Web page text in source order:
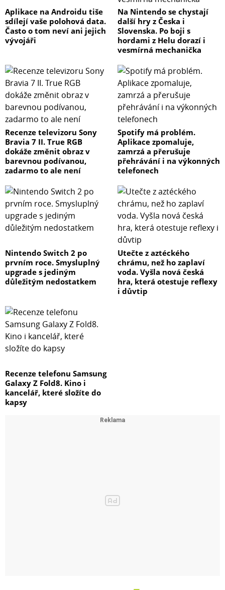
Aplikace na Androidu tiše
sdílejí vaše polohová data.
Často o tom neví ani jejich
vývojáři
Na Nintendo se chystají
další hry z Česka i
Slovenska. Po boji s
hordami z Helu dorazí i
vesmírná mechanička
Recenze televizoru Sony
Bravia 7 II. True RGB
dokáže změnit obraz v
barevnou podívanou,
zadarmo to ale není
Spotify má problém.
Aplikace zpomaluje,
zamrzá a přerušuje
přehrávání i na výkonných
telefonech
Nintendo Switch 2 po
prvním roce. Smysluplný
upgrade s jediným
důležitým nedostatkem
Utečte z aztéckého
chrámu, než ho zaplaví
voda. Vyšla nová česká
hra, která otestuje reflexy
i důvtip
Recenze telefonu Samsung
Galaxy Z Fold8. Kino i
kancelář, které složíte do
kapsy